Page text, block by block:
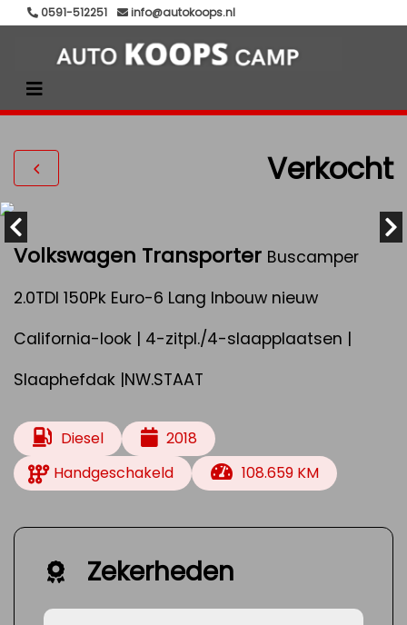
0591-512251 info@autokoops.nl
Verkocht
Volkswagen Transporter Buscamper
2.0TDI 150Pk Euro-6 Lang Inbouw nieuw
California-look | 4-zitpl./4-slaapplaatsen |
Slaaphefdak |NW.STAAT
Diesel
2018
Handgeschakeld
108.659 KM
Zekerheden